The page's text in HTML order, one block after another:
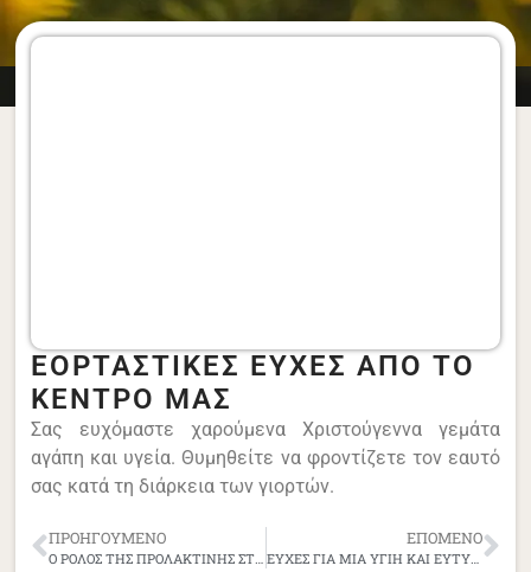
ΕΟΡΤΑΣΤΙΚΕΣ ΕΥΧΕΣ ΑΠΟ ΤΟ
ΚΕΝΤΡΟ ΜΑΣ
Σας ευχόμαστε χαρούμενα Χριστούγεννα γεμάτα
αγάπη και υγεία. Θυμηθείτε να φροντίζετε τον εαυτό
σας κατά τη διάρκεια των γιορτών.
ΠΡΟΗΓΟΎΜΕΝΟ ΕΠΌΜΕΝΟ
ΕΥΧΕΣ ΓΙΑ ΜΙΑ ΥΓΙΗ ΚΑΙ ΕΥΤΥΧΙΣΜΕΝΗ ΧΡΟΝΙΑ!